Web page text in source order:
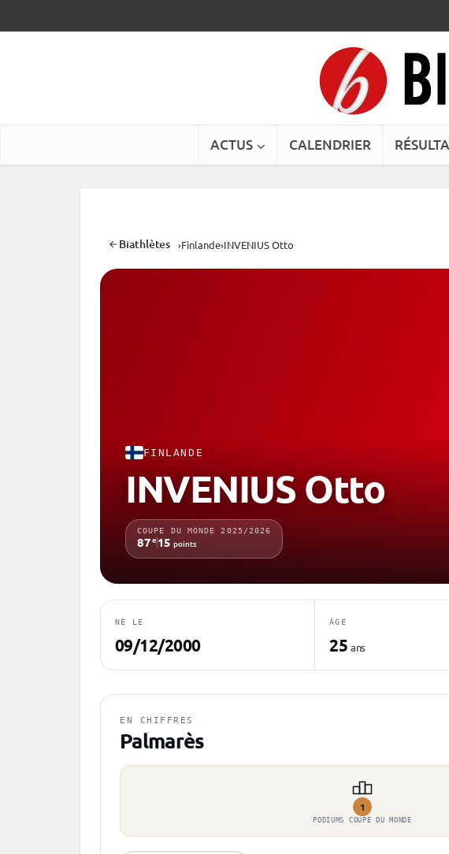
ACTUS CALENDRIER
Biathlètes ›Finlande›INVENIUS Otto
FINLANDE
INVENIUS Otto
COUPE DU MONDE 2025/2026
87e15 points
NÉ LE
09/12/2000
ÂGE
25 ans
EN CHIFFRES
Palmarès
1
PODIUMS COUPE DU MONDE